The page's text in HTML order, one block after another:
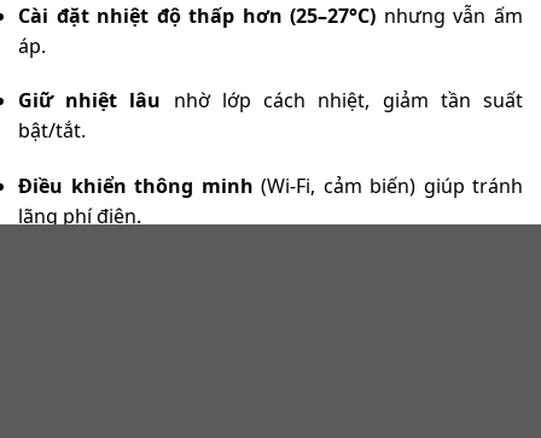
Cài đặt nhiệt độ thấp hơn (25–27°C) nhưng vẫn ấm
áp.
Giữ nhiệt lâu nhờ lớp cách nhiệt, giảm tần suất
bật/tắt.
Điều khiển thông minh (Wi-Fi, cảm biến) giúp tránh
lãng phí điện.